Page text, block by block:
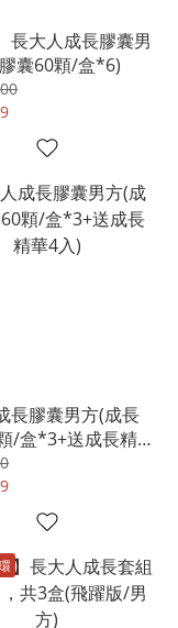
長大人成長膠囊男
囊60顆/盒*6)
長膠囊男方(成長
/盒*3+送成長精